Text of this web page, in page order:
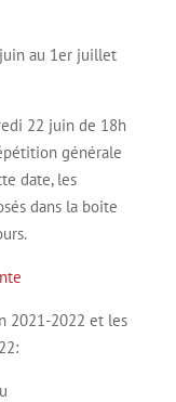
juin au 1er juillet
22 juin de 18h
générale
date, les
dans la boite
2021-2022 et les